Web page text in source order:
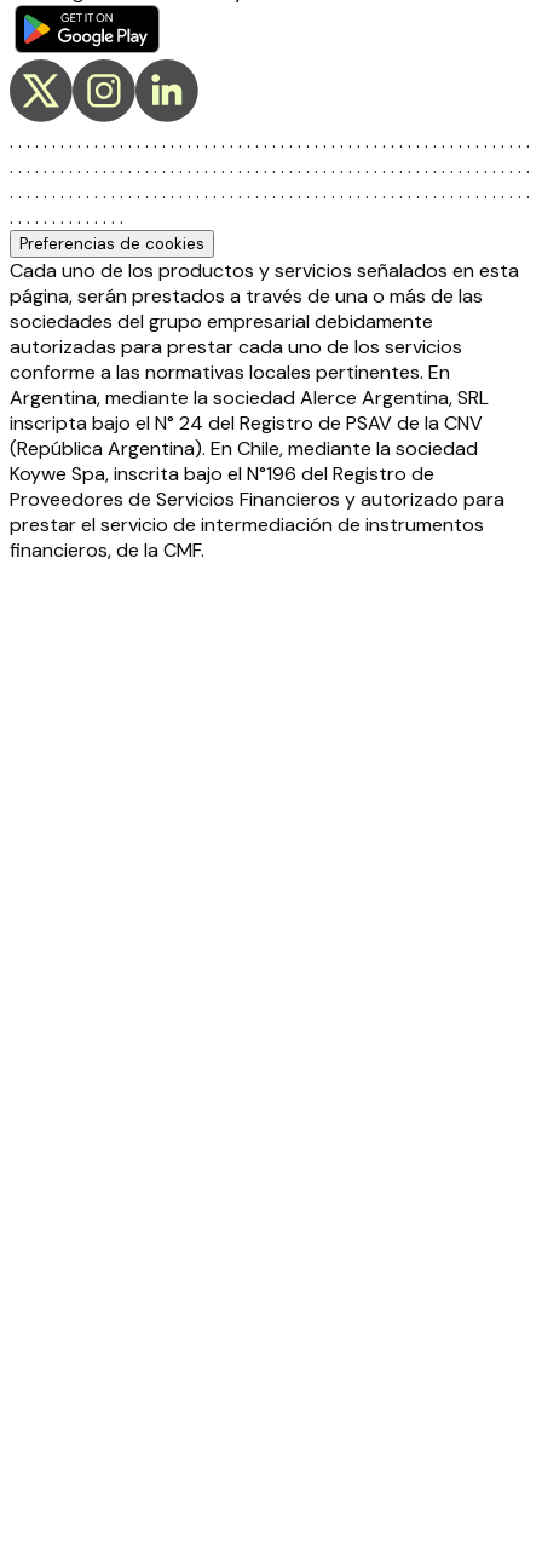
. . . . . . . . . . . . . . . . . . . . . . . . . . . . . . . . . . . . . . . . . . . . . . . . . . . . . . . . . . . . . .
. . . . . . . . . . . . . . . . . . . . . . . . . . . . . . . . . . . . . . . . . . . . . . . . . . . . . . . . . . . . . .
. . . . . . . . . . . . . . . . . . . . . . . . . . . . . . . . . . . . . . . . . . . . . . . . . . . . . . . . . . . . . .
. . . . . . . . . . . . . .
Preferencias de cookies
Cada uno de los productos y servicios señalados en esta
página, serán prestados a través de una o más de las
sociedades del grupo empresarial debidamente
autorizadas para prestar cada uno de los servicios
conforme a las normativas locales pertinentes. En
Argentina, mediante la sociedad Alerce Argentina, SRL
inscripta bajo el N° 24 del Registro de PSAV de la CNV
(República Argentina). En Chile, mediante la sociedad
Koywe Spa, inscrita bajo el N°196 del Registro de
Proveedores de Servicios Financieros y autorizado para
prestar el servicio de intermediación de instrumentos
financieros, de la CMF.